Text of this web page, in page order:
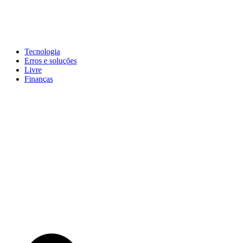
John-Henrique
Distribuindo conteúdo útil
Tecnologia
Erros e soluções
Livre
Finanças